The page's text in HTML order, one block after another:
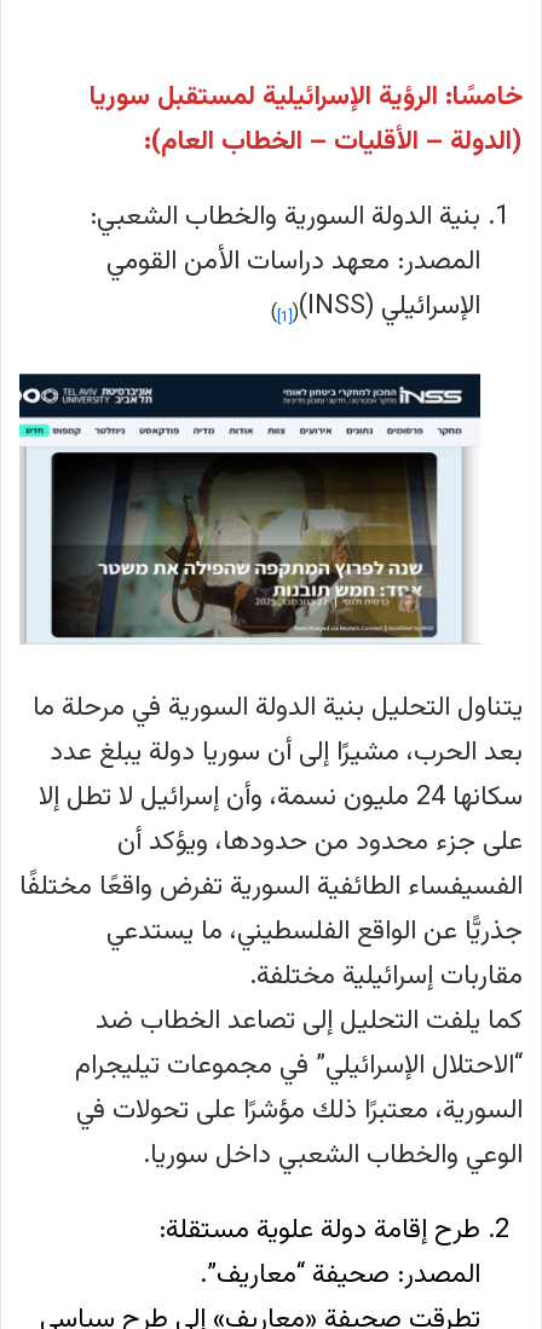
خامسًا: الرؤية الإسرائيلية لمستقبل سوريا
(الدولة – الأقليات – الخطاب العام):
بنية الدولة السورية والخطاب الشعبي:
المصدر: معهد دراسات الأمن القومي
الإسرائيلي (INSS)
(
[1]
)
يتناول التحليل بنية الدولة السورية في مرحلة ما
بعد الحرب، مشيرًا إلى أن سوريا دولة يبلغ عدد
سكانها 24 مليون نسمة، وأن إسرائيل لا تطل إلا
على جزء محدود من حدودها، ويؤكد أن
الفسيفساء الطائفية السورية تفرض واقعًا مختلفًا
جذريًّا عن الواقع الفلسطيني، ما يستدعي
مقاربات إسرائيلية مختلفة.
كما يلفت التحليل إلى تصاعد الخطاب ضد
“الاحتلال الإسرائيلي” في مجموعات تيليجرام
السورية، معتبرًا ذلك مؤشرًا على تحولات في
الوعي والخطاب الشعبي داخل سوريا.
طرح إقامة دولة علوية مستقلة:
المصدر: صحيفة “معاريف”.
تطرقت صحيفة «معاريف» إلى طرح سياسي